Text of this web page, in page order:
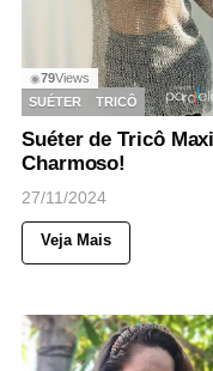
◉79Views
SUÉTER
TRICÔ
Suéter de Tricô
Charmoso!
27/11/2024
Veja Mais